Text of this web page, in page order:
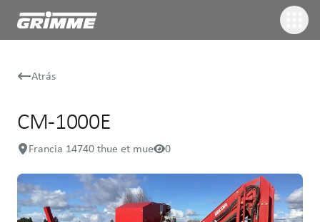
Atrás
CM-1000E
Francia 14740 thue et mue 0